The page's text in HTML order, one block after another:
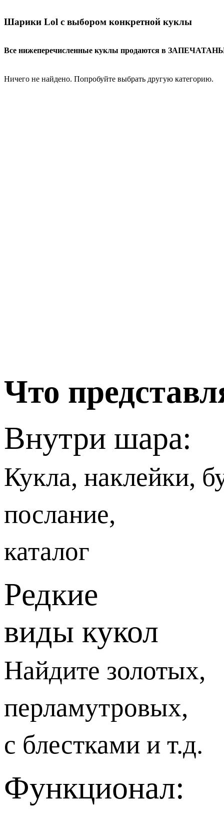
Шарики Lol с выбором конкретной куклы
Все нижеперечисленные куклы продаются в
Ничего не найдено. Попробуйте выбрать другую категорию.
Что
Внутри шара:
Кукла, наклейки,
послание,
каталог
Редкие
виды кукол
Найдите золотых,
перламутровых,
с блестками и т.д.
Функционал: